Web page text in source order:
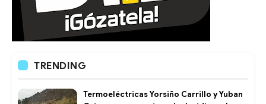
TRENDING
Termoeléctricas Yorsiño Carrillo y Yuban